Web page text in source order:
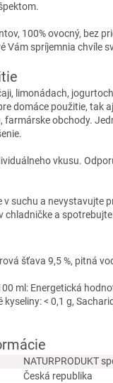
100% ovocný, bez
Vám spríjemnia chvíle
limonádach,
domáce použitie, tak
farmárske obchody.
vkusu.
v suchu a nevystavujte
chladničke a
šťava 9,5 %, pitná
ml: Energetická
< 0,1 g,
NATURPRODUKT
Česká republika